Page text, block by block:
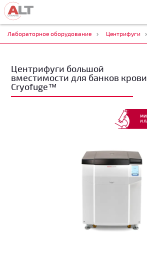
Лабораторное оборудование Центрифуги
Центрифуги большой
вместимости для банков крови
Cryofuge™